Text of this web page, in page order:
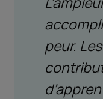
peur.